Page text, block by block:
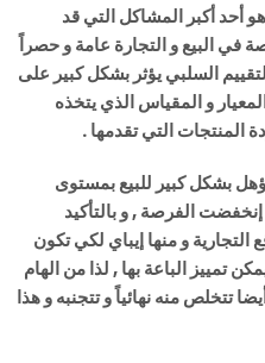
أحد أكبر المشاكل التي قد
في البيع و التجارة عامة و حصراً
السلبي يؤثر بشكل كبير على
و المقياس الذي يتخذه
المنتجات التي تقدمها .
بشكل كبير للبيع بمستوى
الفرصة , و بالتأكيد
و منها إيباي لكي تكون
تمييز الباعة بها , لذا من الهام
تتخلص منه نهائياً و تتجنبه و هذا